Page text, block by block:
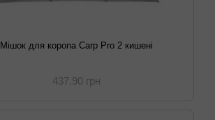
Мішок для коропа Carp Pro 2 кишені
437.90 грн